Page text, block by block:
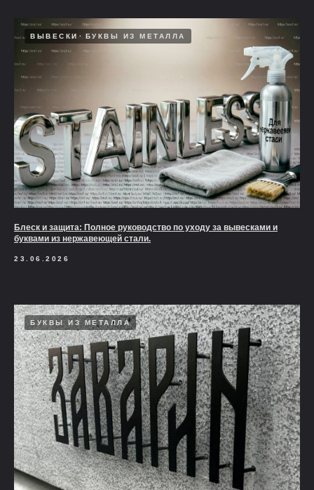
ВЫВЕСКИ БУКВЫ ИЗ МЕТАЛЛА
Блеск и защита: Полное руководство по уходу за вывесками и
буквами из нержавеющей стали.
23.06.2026
БУКВЫ ИЗ МЕТАЛЛА